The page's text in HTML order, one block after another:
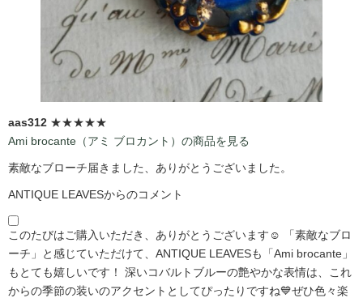
aas312 ★★★★★
Ami brocante（アミ ブロカント）の商品を見る
素敵なブローチ届きました、ありがとうございました。
ANTIQUE LEAVESからのコメント
このたびはご購入いただき、ありがとうございます☺️ 「素敵なブロ
ーチ」と感じていただけて、ANTIQUE LEAVESも「Ami brocante」
もとても嬉しいです！ 深いコバルトブルーの艶やかな表情は、これ
からの季節の装いのアクセントとしてぴったりですね💙ぜひ色々楽